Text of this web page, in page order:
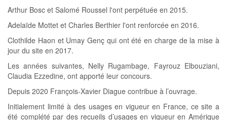
Arthur Bosc et Salomé Roussel l'ont perpétuée en 2015.
Adelaïde Mottet et Charles Berthier l'ont renforcée en 2016.
Clothilde Haon et Umay Genç qui ont été en charge de la mise à
jour du site en 2017.
Les années suivantes, Nelly Rugambage, Fayrouz Elbouziani,
Claudia Ezzedine, ont apporté leur concours.
Depuis 2020 François-Xavier Diague contribue à l’ouvrage.
Initialement limité à des usages en vigueur en France, ce site a
été complété par des recueils d’usages en vigueur en Amérique